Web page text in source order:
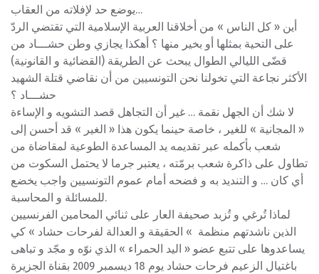
يوضع حد لإفلاته من العقاب…
أين « كل الناس » من أخلاقنا العربية الإسلامية التي تقتضي الردّ
على التحية بمثلها أو بخير منها ؟ أهكذا يجازي وطن حشـــاد من
قضّى الليالي الطوال يبحث عن الطريقة (القضائية و القانونية)
الأكثر نجاعة التي تخولنا نحن التونسيين من أن نقاضي قتلة الشهيد
حشـــاد ؟
لا شك أن الجهل نقمة … غير أن التجاهل قصد التشويه و الإساءة
« المجانية » للغير ، خاصة حينما يكون هذا « الغير » قد أحسن إلى
شعب بأكمله عبر تقديمه يد المساعدة الطوعية لمقاضاة من
تطاول على ذاكرة شعب برمّته ، يعتبر جرما لا يحتمل السكوت من
أي كان … و التنديد به و فضحه أمام عموم التونسيين واجب يخضع
للمسائلة و المحاسبة.
لماذا تُرغي و تُزبد صحيفة العار على ثنائي المحامين الفرنسيين
الذين ناشدتهم منظمة » الحقيقة و العدالة لفرحات حشاد » كي
يساعدوها على تتبع عضو « اليد الحمراء » الذي نوّه و مجّد و تباهى
باغتيال الزعيم فرحات حشاد يوم 18 ديسمبر 2009 بقناة الجزيرة